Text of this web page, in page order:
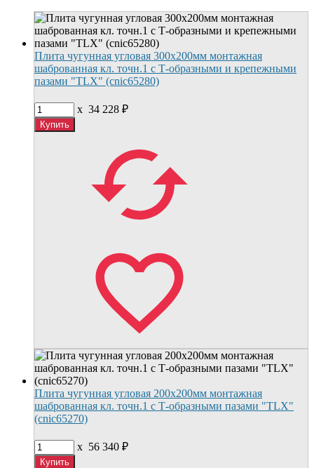
Плита чугунная угловая 300х200мм монтажная
шаброванная кл. точн.1 с Т-образными и крепежными
пазами "TLX" (cnic65280)
x 34 228 ₽
Плита чугунная угловая 200х200мм монтажная
шаброванная кл. точн.1 с Т-образными пазами "TLX"
(cnic65270)
x 56 340 ₽